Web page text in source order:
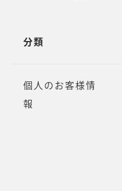
分類
個人のお客様情
報